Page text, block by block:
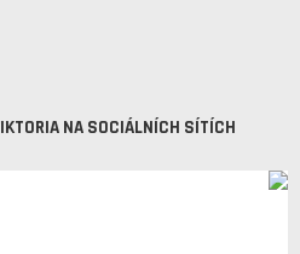
NA SOCIÁLNÍCH SÍTÍCH